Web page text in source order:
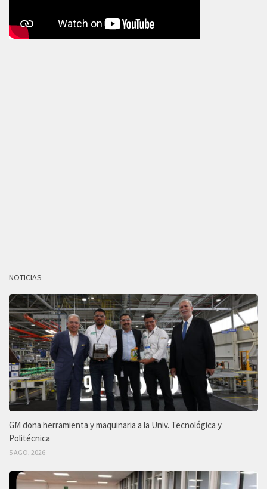
NOTICIAS
GM dona herramienta y maquinaria a la Univ. Tecnológica y
Politécnica
5 AGO, 2026